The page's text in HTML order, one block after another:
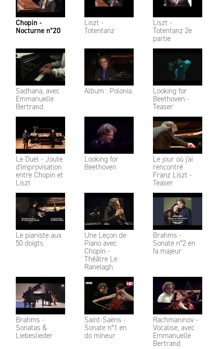
Chopin -
Nocturne n°20
Liszt -
Totentanz
Liszt -
Totentanz 2e
partie
Sadhana, avec
Emmanuelle
Bertrand
Album : Polonia
Looking for
Beethoven -
Teaser
Le Duel - Joute
d'improvisation
entre Chopin et
Liszt
Looking for
Beethoven
Le jour où j'ai
rencontré
Franz Liszt -
Teaser
Le pianiste aux
50 doigts
Une Leçon de
Piano avec
Chopin -
Théâtre Le
Ranelagh
Brahms -
Sonate n°2 en
fa majeur
Brahms -
Sonatas &
Liebeslieder
Saint-Saëns -
Sonate n°1 en
do mineur
Rachmaninov -
Vocalise, avec
Emmanuelle
Bertrand